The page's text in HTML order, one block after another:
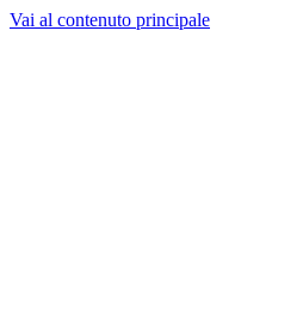
Vai al contenuto principale